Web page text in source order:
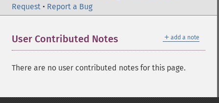
Request • Report a Bug
＋ add a note
User Contributed Notes
There are no user contributed notes for this page.